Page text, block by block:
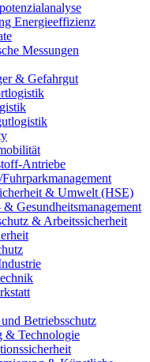
Energieeffizienz
Messungen
& Gefahrgut
Antriebe
& Umwelt (HSE)
Gesundheitsmanagement
& Arbeitssicherheit
Betriebsschutz
& Technologie